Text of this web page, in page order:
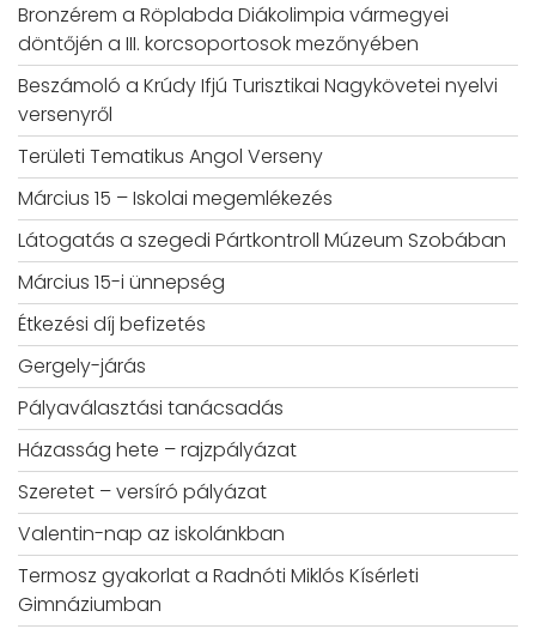
Bronzérem a Röplabda Diákolimpia vármegyei
döntőjén a III. korcsoportosok mezőnyében
Beszámoló a Krúdy Ifjú Turisztikai Nagykövetei nyelvi
versenyről
Területi Tematikus Angol Verseny
Március 15 – Iskolai megemlékezés
Látogatás a szegedi Pártkontroll Múzeum Szobában
Március 15-i ünnepség
Étkezési díj befizetés
Gergely-járás
Pályaválasztási tanácsadás
Házasság hete – rajzpályázat
Szeretet – versíró pályázat
Valentin-nap az iskolánkban
Termosz gyakorlat a Radnóti Miklós Kísérleti
Gimnáziumban